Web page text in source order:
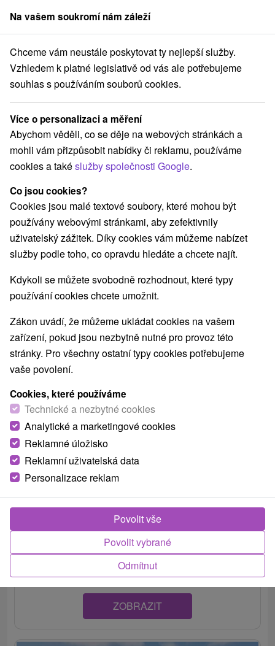
člen skupinySorger
na Slovensku Západné Slovensko Nitriansky kraj Diakovce
Ubytování Diakovce
Kategorie
Všechny kategorie
Chaty na prenájom(1)
Penzióny (1)
Vyberte lokalitu nebo termín
VŠECHNY NEJLEVNĚJŠÍ NEJDRAŽŠÍ PODLE
Penzión Dori Diakovce
Penzión v peknom prostredí Žitného ostrova, v obci
Diakovce, ponúka ubytovanie v siedmich komfortných a...
ZOBRAZIT
Na vašem soukromí nám záleží
Chceme vám neustále poskytovat ty nejlepší služby.
Vzhledem k platné legislativě od vás ale potřebujeme
souhlas s používáním souborů cookies.
Více o personalizaci a měření
Abychom věděli, co se děje na webových stránkách a
mohli vám přizpůsobit nabídky či reklamu, používáme
cookies a takéslužby společnosti Google.
Co jsou cookies?
Cookies jsou malé textové soubory, které mohou být
používány webovými stránkami, aby zefektivnily
uživatelský zážitek. Díky cookies vám můžeme nabízet
služby podle toho, co opravdu hledáte a chcete najít.
Kdykoli se můžete svobodně rozhodnout, které typy
používání cookies chcete umožnit.
Zákon uvádí, že můžeme ukládat cookies na vašem
zařízení, pokud jsou nezbytně nutné pro provoz této
stránky. Pro všechny ostatní typy cookies potřebujeme
vaše povolení.
Cookies, které používáme
Technické a nezbytné cookies
Analytické a marketingové cookies
Reklamné úložisko
Reklamní uživatelská data
Personalizace reklam
Odmítnut
Povolit vybrané
Povolit vše